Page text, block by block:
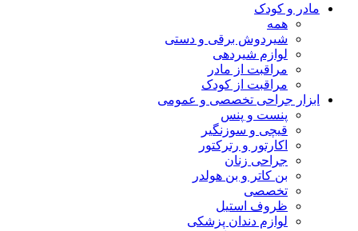
مادر و کودک
همه
شیردوش برقی و دستی
لوازم شیردهی
مراقبت از مادر
مراقبت از کودک
ابزار جراحی تخصصی و عمومی
پنست و پنس
قیچی و سوزنگیر
اکارتور و رترکتور
جراحی زنان
بن کاتر و بن هولدر
تخصصی
ظروف استیل
لوازم دندان پزشکی